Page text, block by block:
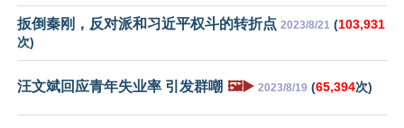
扳倒秦刚，反对派和习近平权斗的转折点 2023/8/21 (103,931
次)
汪文斌回应青年失业率 引发群嘲 🖼️▶️ 2023/8/19 (65,394次)